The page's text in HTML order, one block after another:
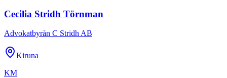
Cecilia Stridh Törnman
Advokatbyrån C Stridh AB
Kiruna
KM